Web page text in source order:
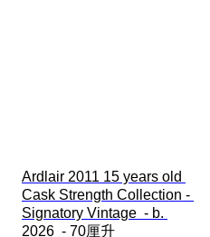
Ardlair 2011 15 years old
Cask Strength Collection -
Signatory Vintage  - b.
2026  - 70厘升